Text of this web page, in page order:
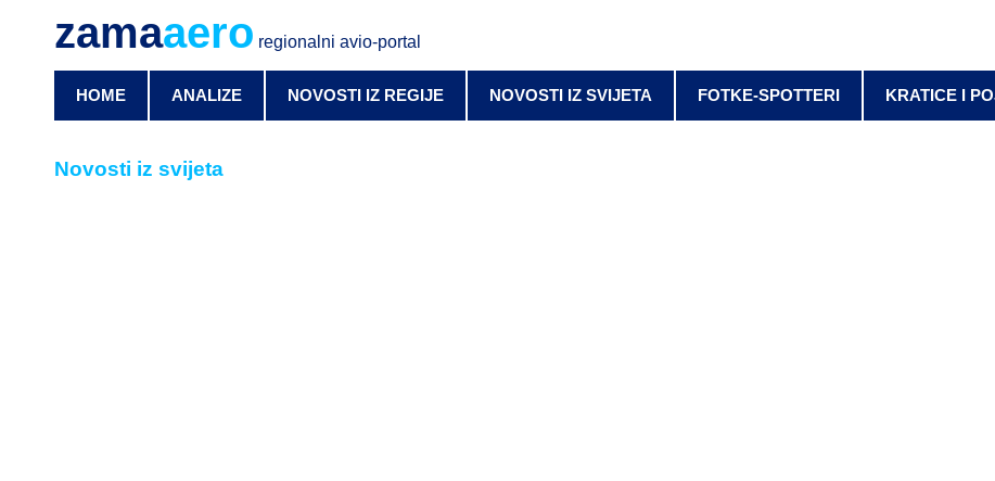
zamaaero regionalni avio-portal
HOME ANALIZE NOVOSTI IZ REGIJE NOVOSTI IZ SVIJETA FOTKE-SPOTTERI KRATICE I
Novosti iz svijeta